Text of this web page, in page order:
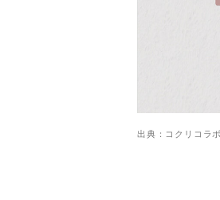
出典：コクリコラボ